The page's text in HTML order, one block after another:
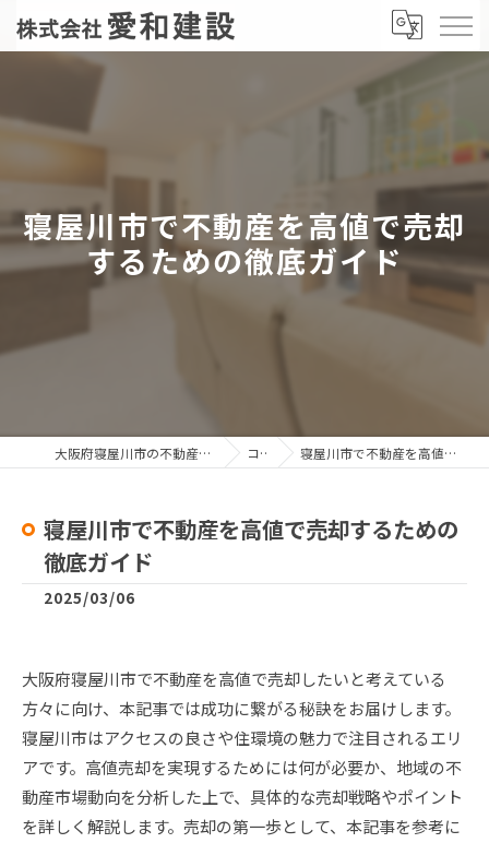
寝屋川市で不動産を高値で売却
するための徹底ガイド
大阪府寝屋川市の不動産売却なら株式会社愛和建設 コラム 寝屋川市で不動産を高値で売却するための徹底ガイド
寝屋川市で不動産を高値で売却するための
徹底ガイド
2025/03/06
大阪府寝屋川市で不動産を高値で売却したいと考えている
方々に向け、本記事では成功に繋がる秘訣をお届けします。
寝屋川市はアクセスの良さや住環境の魅力で注目されるエリ
アです。高値売却を実現するためには何が必要か、地域の不
動産市場動向を分析した上で、具体的な売却戦略やポイント
を詳しく解説します。売却の第一歩として、本記事を参考に